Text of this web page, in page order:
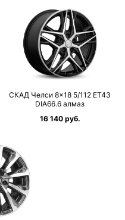
СКАД Челси 8×18 5/112 ET43
DIA66.6 алмаз
16 140 руб.